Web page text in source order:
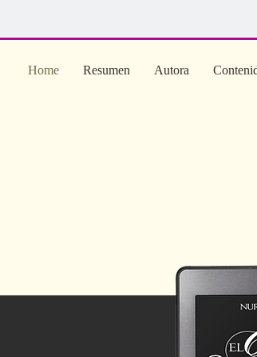
Home Resumen Autora